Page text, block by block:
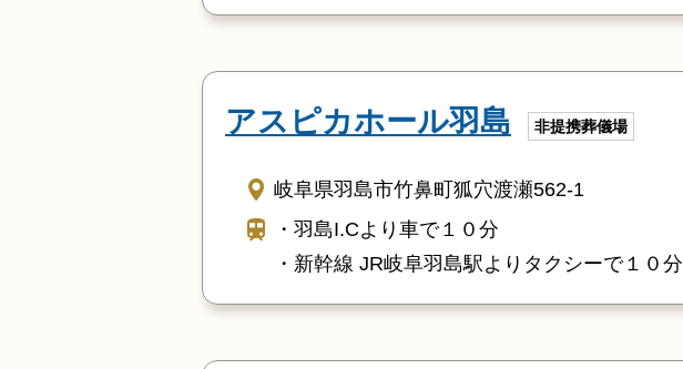
アスピカホール羽島 非提携葬儀場
岐阜県羽島市竹鼻町狐穴渡瀬562-1
・羽島I.Cより車で１０分
・新幹線 JR岐阜羽島駅よりタクシーで１０分